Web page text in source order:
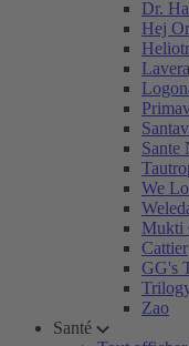
Dr.
Hej
Lavera
Sante
We
Mukti
Cattier
GG's
Zao
Santé